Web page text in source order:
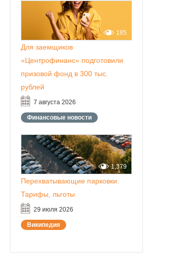
Для заемщиков
«Центрофинанс» подготовили
призовой фонд в 300 тыс.
рублей
7 августа 2026
185
Финансовые новости
Перехватывающие парковки.
Тарифы, льготы
29 июля 2026
1,379
Википедия